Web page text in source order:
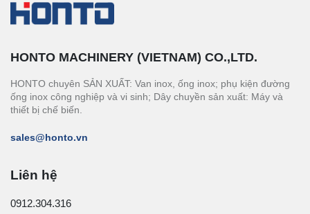
HONTO MACHINERY (VIETNAM) CO.,LTD.
HONTO chuyên SẢN XUẤT: Van inox, ống inox; phụ kiện đường
ống inox công nghiệp và vi sinh; Dây chuyền sản xuất: Máy và
thiết bị chế biến.
sales@honto.vn
Liên hệ
0912.304.316